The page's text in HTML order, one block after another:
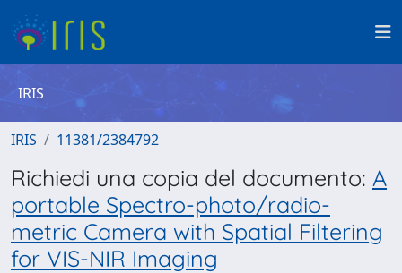
IRIS
IRIS 11381/2384792
Richiedi una copia del documento: A
portable Spectro-photo/radio-
metric Camera with Spatial Filtering
for VIS-NIR Imaging